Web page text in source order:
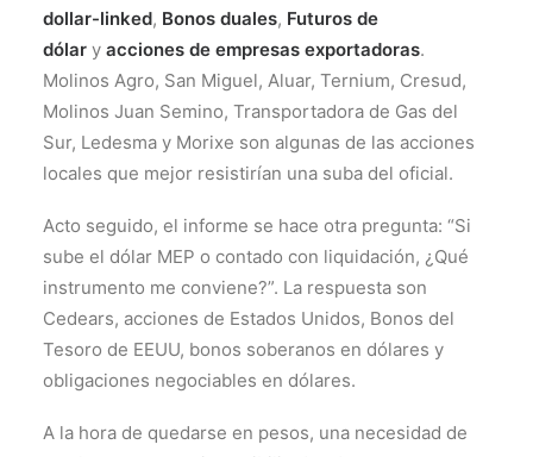
dollar-linked, Bonos duales, Futuros de
dólar y acciones de empresas exportadoras.
Molinos Agro, San Miguel, Aluar, Ternium, Cresud,
Molinos Juan Semino, Transportadora de Gas del
Sur, Ledesma y Morixe son algunas de las acciones
locales que mejor resistirían una suba del oficial.
Acto seguido, el informe se hace otra pregunta: “Si
sube el dólar MEP o contado con liquidación, ¿Qué
instrumento me conviene?”. La respuesta son
Cedears, acciones de Estados Unidos, Bonos del
Tesoro de EEUU, bonos soberanos en dólares y
obligaciones negociables en dólares.
A la hora de quedarse en pesos, una necesidad de